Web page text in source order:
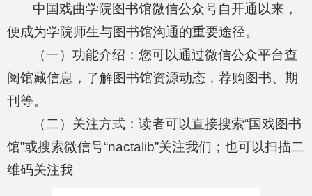
中国戏曲学院图书馆微信公众号自开通以来，
便成为学院师生与图书馆沟通的重要途径。
（一）功能介绍：您可以通过微信公众平台查
阅馆藏信息，了解图书馆资源动态，荐购图书、期
刊等。
（二）关注方式：读者可以直接搜索“国戏图书
馆”或搜索微信号“nactalib”关注我们；也可以扫描二
维码关注我